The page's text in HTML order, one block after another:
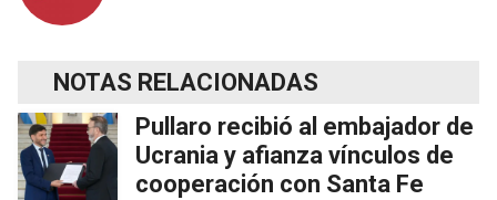
NOTAS RELACIONADAS
Pullaro recibió al embajador de
Ucrania y afianza vínculos de
cooperación con Santa Fe